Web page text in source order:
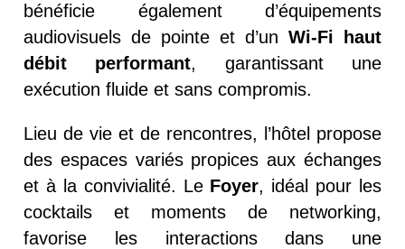
bénéficie également d’équipements
audiovisuels de pointe et d’un Wi-Fi haut
débit performant, garantissant une
exécution fluide et sans compromis.
Lieu de vie et de rencontres, l’hôtel propose
des espaces variés propices aux échanges
et à la convivialité. Le Foyer, idéal pour les
cocktails et moments de networking,
favorise les interactions dans une